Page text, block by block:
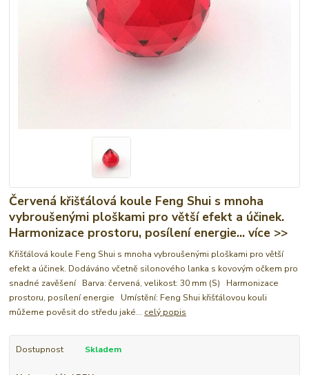
Červená křišťálová koule Feng Shui s mnoha
vybroušenými ploškami pro větší efekt a účinek.
Harmonizace prostoru, posílení energie... více >>
Křišťálová koule Feng Shui s mnoha vybroušenými ploškami pro větší
efekt a účinek. Dodáváno včetně silonového lanka s kovovým očkem pro
snadné zavěšení Barva: červená, velikost: 30 mm (S) Harmonizace
prostoru, posílení energie Umístění: Feng Shui křišťálovou kouli
můžeme pověsit do středu jaké... celý popis
Dostupnost Skladem